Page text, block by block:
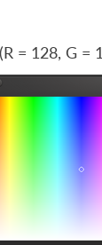
= 128, G =